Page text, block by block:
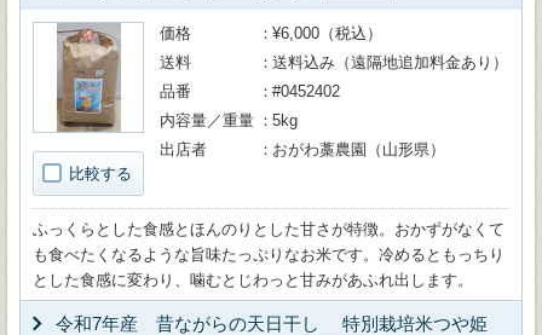
比較する
価格
¥6,000（税込）
送料
送料込み（遠隔地追加料金あり）
品番
#0452402
内容量／重量
5kg
出店者
おがわ藁農園（山形県）
ふっくらとした食感とほんのりとした甘さが特徴。おかずがなくて
も食べたくなるような旨味たっぷりなお米です。冷めるともっちり
とした食感に変わり、噛むとじわっと甘みがあふれ出します。
令和7年産 昔ながらの天日干し 特別栽培米つや姫